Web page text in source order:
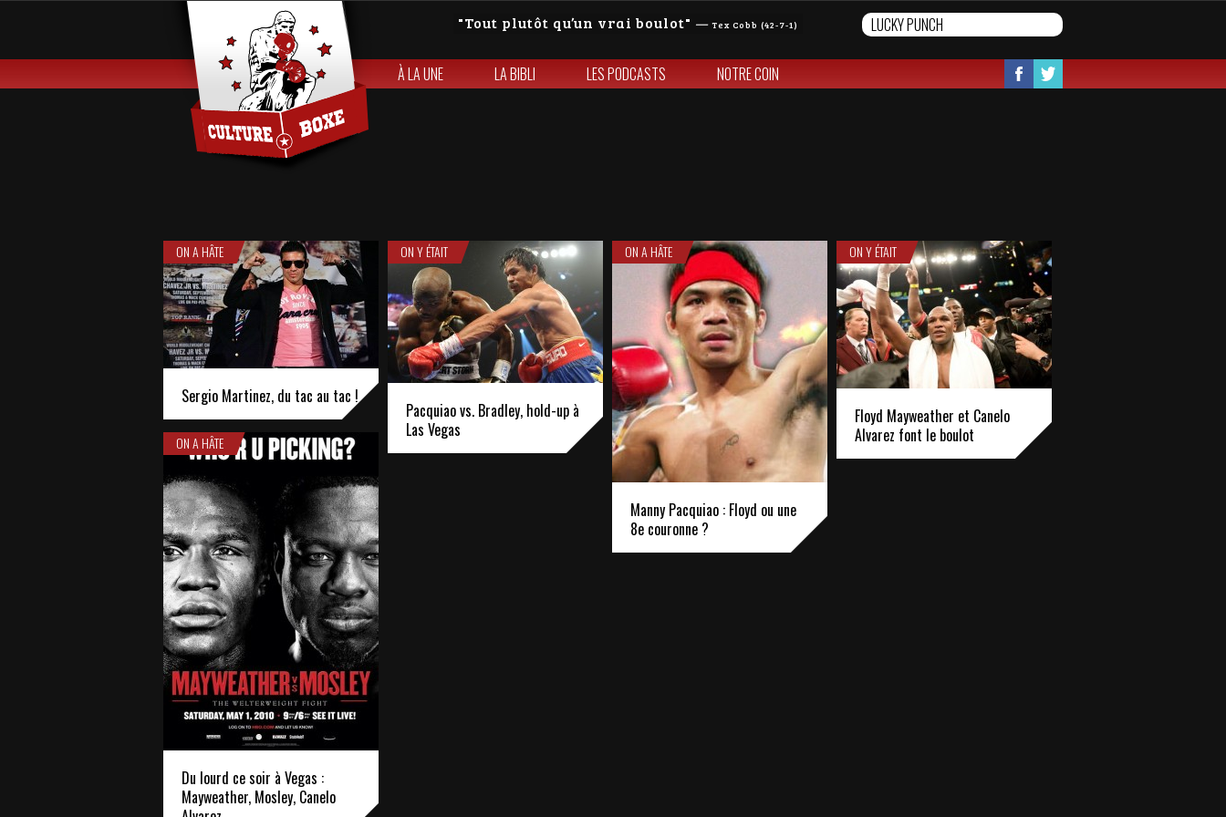
Tout plutôt qu’un vrai boulot — Tex Cobb (42-7-1)
À LA UNE LA BIBLI LES PODCASTS NOTRE COIN
ON A HÂTE
Sergio Martinez, du tac au tac !
ON Y ÉTAIT
Pacquiao vs. Bradley, hold-up à
Las Vegas
ON A HÂTE
Manny Pacquiao : Floyd ou une
8e couronne ?
ON Y ÉTAIT
Floyd Mayweather et Canelo
Alvarez font le boulot
ON A HÂTE
Du lourd ce soir à Vegas :
Mayweather, Mosley, Canelo